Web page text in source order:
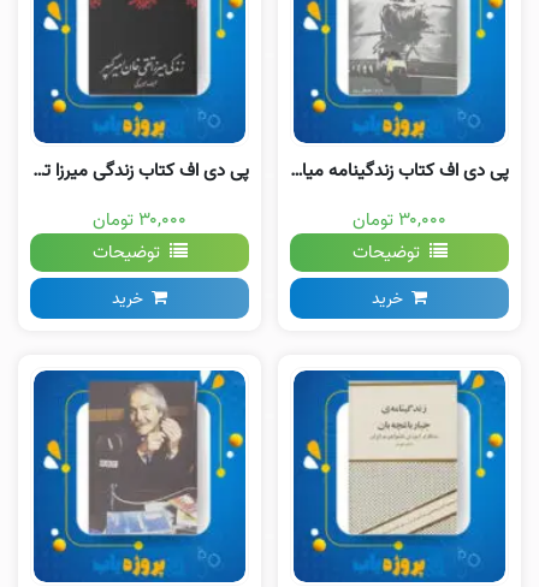
پی دی اف کتاب زندگینامه میاموتو موساشی مصطفی پروار
۳۰,۰۰۰ تومان
توضیحات
خرید
پی دی اف کتاب زندگی میرزا تقی خان امیرکبیر حسین مکی
۳۰,۰۰۰ تومان
توضیحات
خرید